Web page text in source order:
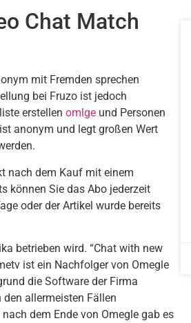
Chat Match
mit Fremden sprechen
bei Fruzo ist jedoch
erstellen omlge und Personen
anonym und legt großen Wert
nach dem Kauf mit einem
können Sie das Abo jederzeit
oder der Artikel wurde bereits
betrieben wird. “Chat with new
ist ein Nachfolger von Omegle
die Software der Firma
allermeisten Fällen
dem Ende von Omegle gab es